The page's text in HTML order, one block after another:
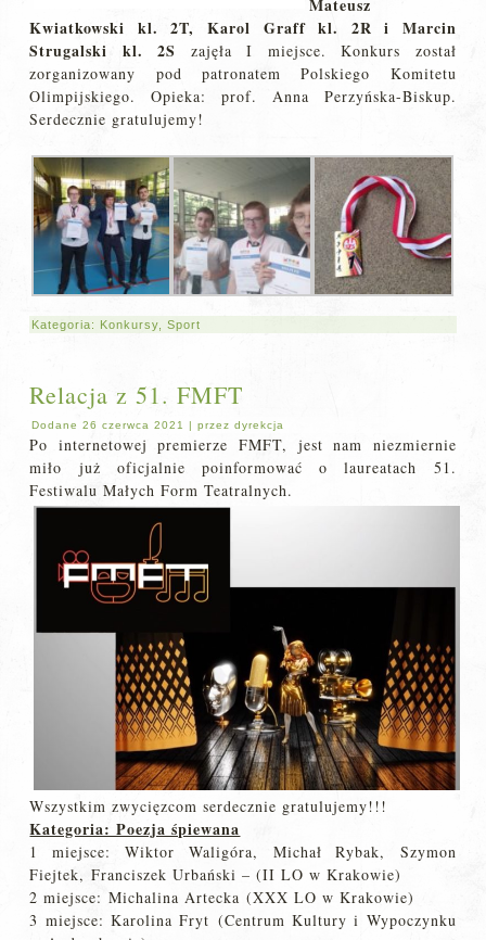
Mateusz
Kwiatkowski kl. 2T, Karol Graff kl. 2R i Marcin
Strugalski kl. 2S zajęła I miejsce. Konkurs został
zorganizowany pod patronatem Polskiego Komitetu
Olimpijskiego. Opieka: prof. Anna Perzyńska-Biskup.
Serdecznie gratulujemy!
Kategoria: Konkursy ,Sport
Relacja z 51. FMFT
Dodane 26 czerwca 2021 |przez dyrekcja
Po internetowej premierze FMFT, jest nam niezmiernie
miło już oficjalnie poinformować o laureatach 51.
Festiwalu Małych Form Teatralnych.
Wszystkim zwycięzcom serdecznie gratulujemy!!!
Kategoria: Poezja śpiewana
1 miejsce: Wiktor Waligóra, Michał Rybak, Szymon
Fiejtek, Franciszek Urbański – (II LO w Krakowie)
2 miejsce: Michalina Artecka (XXX LO w Krakowie)
3 miejsce: Karolina Fryt (Centrum Kultury i Wypoczynku